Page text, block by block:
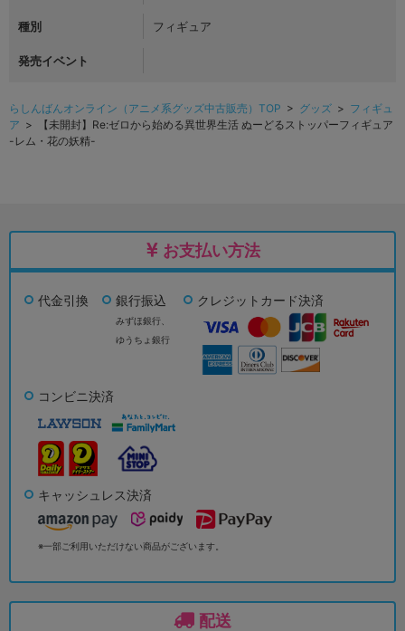
種別 フィギュア
発売イベント
らしんばんオンライン（アニメ系グッズ中古販売）TOP > グッズ > フィギュ
ア > 【未開封】Re:ゼロから始める異世界生活 ぬーどるストッパーフィギュア
-レム・花の妖精-
お支払い方法
代金引換 銀行振込
みずほ銀行、
ゆうちょ銀行
クレジットカード決済
コンビニ決済
キャッシュレス決済
※一部ご利用いただけない商品がございます。
配送